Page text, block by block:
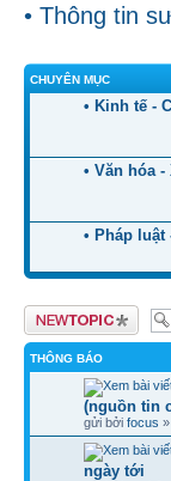
• Thông tin
CHUYÊN MỤC
• Kinh tế -
• Văn hóa -
• Pháp
Tạo chủ đề mới
THÔNG BÁO
(nguồn tin
gửi bởi focus
ngày tới